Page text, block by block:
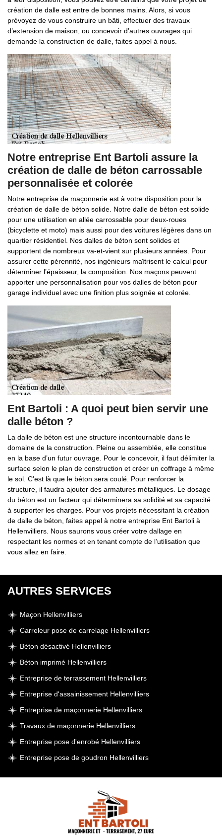
création de dalle est entre de bonnes mains. Alors, si vous
prévoyez de vous construire un bâti, effectuer des travaux
d’extension de maison, ou concevoir d’autres ouvrages qui
demande la construction de dalle, faites appel à nous.
Notre entreprise Ent Bartoli assure la
création de dalle de béton carrossable
personnalisée et colorée
Notre entreprise de maçonnerie est à votre disposition pour la
création de dalle de béton solide. Notre dalle de béton est solide
pour une utilisation en allée carrossable pour deux-roues
(bicyclette et moto) mais aussi pour des voitures légères dans un
quartier résidentiel. Nos dalles de béton sont solides et
supportent de nombreux va-et-vient sur plusieurs années. Pour
assurer cette pérennité, nos ingénieurs maîtrisent le calcul pour
déterminer l’épaisseur, la composition. Nos maçons peuvent
apporter une personnalisation pour vos dalles de béton pour
garage individuel avec une finition plus soignée et colorée.
Ent Bartoli : A quoi peut bien servir une
dalle béton ?
La dalle de béton est une structure incontournable dans le
domaine de la construction. Pleine ou assemblée, elle constitue
en la base d’un futur ouvrage. Pour le concevoir, il faut délimiter la
surface selon le plan de construction et créer un coffrage à même
le sol. C’est là que le béton sera coulé. Pour renforcer la
structure, il faudra ajouter des armatures métalliques. Le dosage
du béton est un facteur qui déterminera sa solidité et sa capacité
à supporter les charges. Pour vos projets nécessitant la création
de dalle de béton, faites appel à notre entreprise Ent Bartoli à
Hellenvilliers. Nous saurons vous créer votre dallage en
respectant les normes et en tenant compte de l’utilisation que
vous allez en faire.
AUTRES SERVICES
Maçon Hellenvilliers
Carreleur pose de carrelage Hellenvilliers
Béton désactivé Hellenvilliers
Béton imprimé Hellenvilliers
Entreprise de terrassement Hellenvilliers
Entreprise d'assainissement Hellenvilliers
Entreprise de maçonnerie Hellenvilliers
Travaux de maçonnerie Hellenvilliers
Entreprise pose d'enrobé Hellenvilliers
Entreprise pose de goudron Hellenvilliers